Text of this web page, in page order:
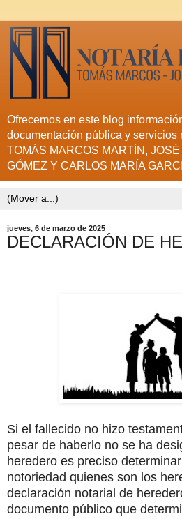
Ofrecemos en este blog
documentación pública y servicios
TOMÁS MARCOS MARTÍN,
GÓMEZ Y CARLOS MARÍA
jueves, 6 de marzo de 2025
DECLARACIÓN DE
Si el fallecido no hizo
pesar de haberlo no se ha
heredero es preciso
notoriedad quienes son los
declaración notarial de
documento público que